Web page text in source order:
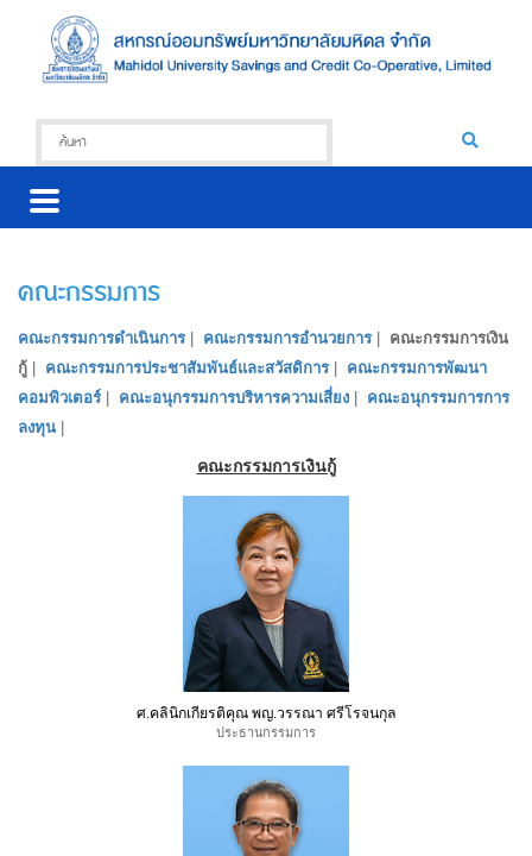
คณะกรรมการ
คณะกรรมการดำเนินการ| คณะกรรมการอำนวยการ| คณะกรรมการเงิน
กู้
คณะกรรมการประชาสัมพันธ์และสวัสดิการ| คณะกรรมการพัฒนา
คอมพิวเตอร์| คณะอนุกรรมการบริหารความเสี่ยง
คณะอนุกรรมการการ
ลงทุน
คณะกรรมการเงินกู้
ศ.คลินิกเกียรติคุณ พญ.วรรณา ศรีโรจนกุล
ประธานกรรมการ